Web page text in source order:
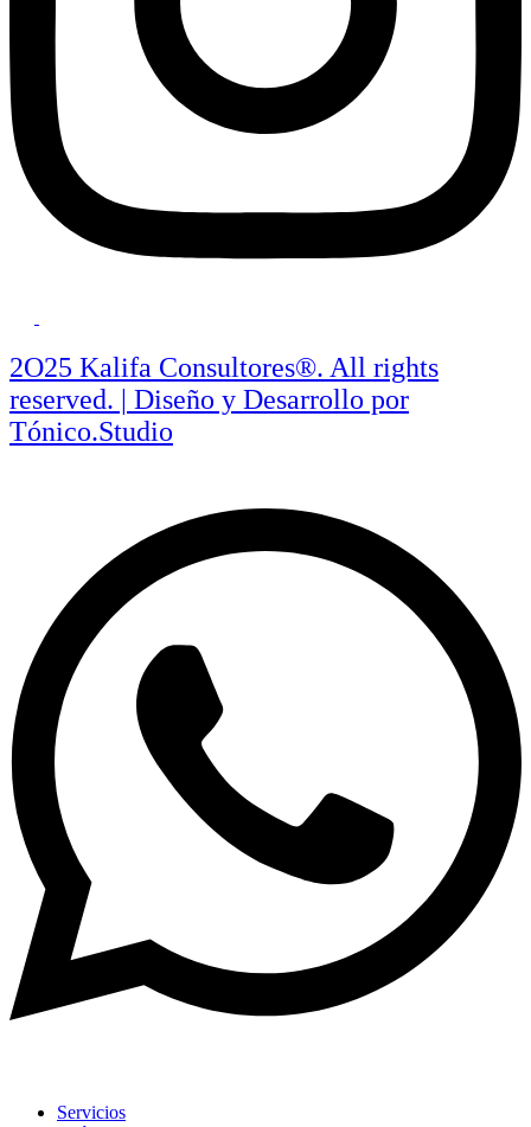
2O25 Kalifa Consultores®. All rights
reserved. | Diseño y Desarrollo por
Tónico.Studio
Servicios